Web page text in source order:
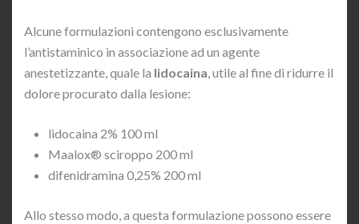
Alcune formulazioni contengono esclusivamente
l’antistaminico in associazione ad un agente
anestetizzante, quale la lidocaina, utile al fine di ridurre il
dolore procurato dalla lesione:
lidocaina 2% 100 ml
Maalox® sciroppo 200 ml
difenidramina 0,25% 200 ml
Allo stesso modo, a questa formulazione possono essere